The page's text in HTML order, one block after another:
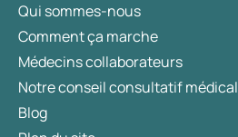
Qui sommes-nous
Comment ça marche
Médecins collaborateurs
Notre conseil consultatif médical
Blog